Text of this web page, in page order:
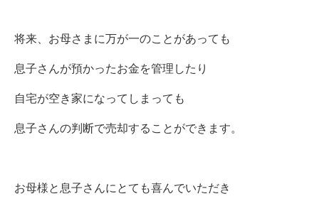
将来、お母さまに万が一のことがあっても
息子さんが預かったお金を管理したり
自宅が空き家になってしまっても
息子さんの判断で売却することができます。
お母様と息子さんにとても喜んでいただき